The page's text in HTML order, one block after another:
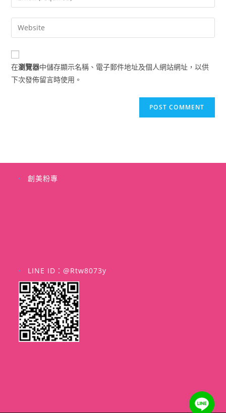
comment
your
email
address
comment
Enter
your
website
URL
(optional)
在瀏覽器中儲存顯示名稱、電子郵件地址及個人網站網址，以供
下次發佈留言時使用。
創美粉專
LINE ID：@rtw8073y